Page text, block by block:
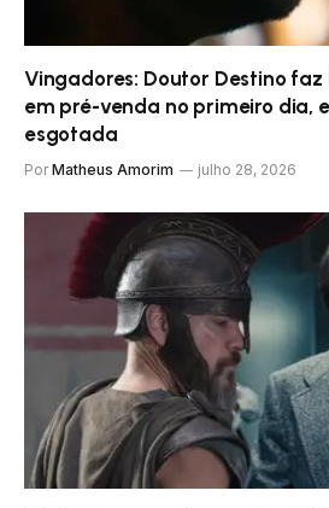
Vingadores: Doutor Destino faz
em pré-venda no primeiro dia,
esgotada
Por Matheus Amorim julho 28, 2026